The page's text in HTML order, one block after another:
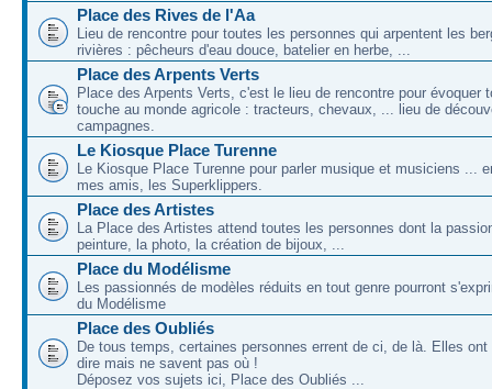
Place des Rives de l'Aa
Lieu de rencontre pour toutes les personnes qui arpentent les
rivières : pêcheurs d'eau douce, batelier en herbe, ...
Place des Arpents Verts
Place des Arpents Verts, c'est le lieu de rencontre pour évoquer
touche au monde agricole : tracteurs, chevaux, ... lieu de
campagnes.
Le Kiosque Place Turenne
Le Kiosque Place Turenne pour parler musique et musiciens ...
mes amis, les Superklippers.
Place des Artistes
La Place des Artistes attend toutes les personnes dont la
peinture, la photo, la création de bijoux, ...
Place du Modélisme
Les passionnés de modèles réduits en tout genre pourront
du Modélisme
Place des Oubliés
De tous temps, certaines personnes errent de ci, de là. Elles
dire mais ne savent pas où !
Déposez vos sujets ici, Place des Oubliés ...